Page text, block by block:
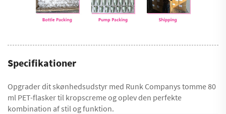
Specifikationer
Opgrader dit skønhedsudstyr med Runk Companys tomme 80
ml PET-flasker til kropscreme og oplev den perfekte
kombination af stil og funktion.